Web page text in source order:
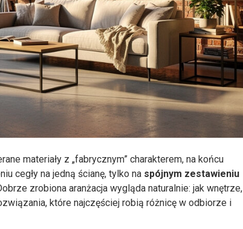
materiały z „fabrycznym” charakterem, na końcu
cegły na jedną ścianę, tylko na spójnym zestawieniu
zrobiona aranżacja wygląda naturalnie: jak wnętrze,
które najczęściej robią różnicę w odbiorze i